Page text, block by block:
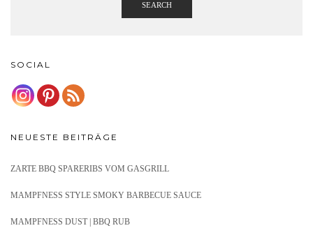
SEARCH
SOCIAL
NEUESTE BEITRÄGE
ZARTE BBQ SPARERIBS VOM GASGRILL
MAMPFNESS STYLE SMOKY BARBECUE SAUCE
MAMPFNESS DUST | BBQ RUB